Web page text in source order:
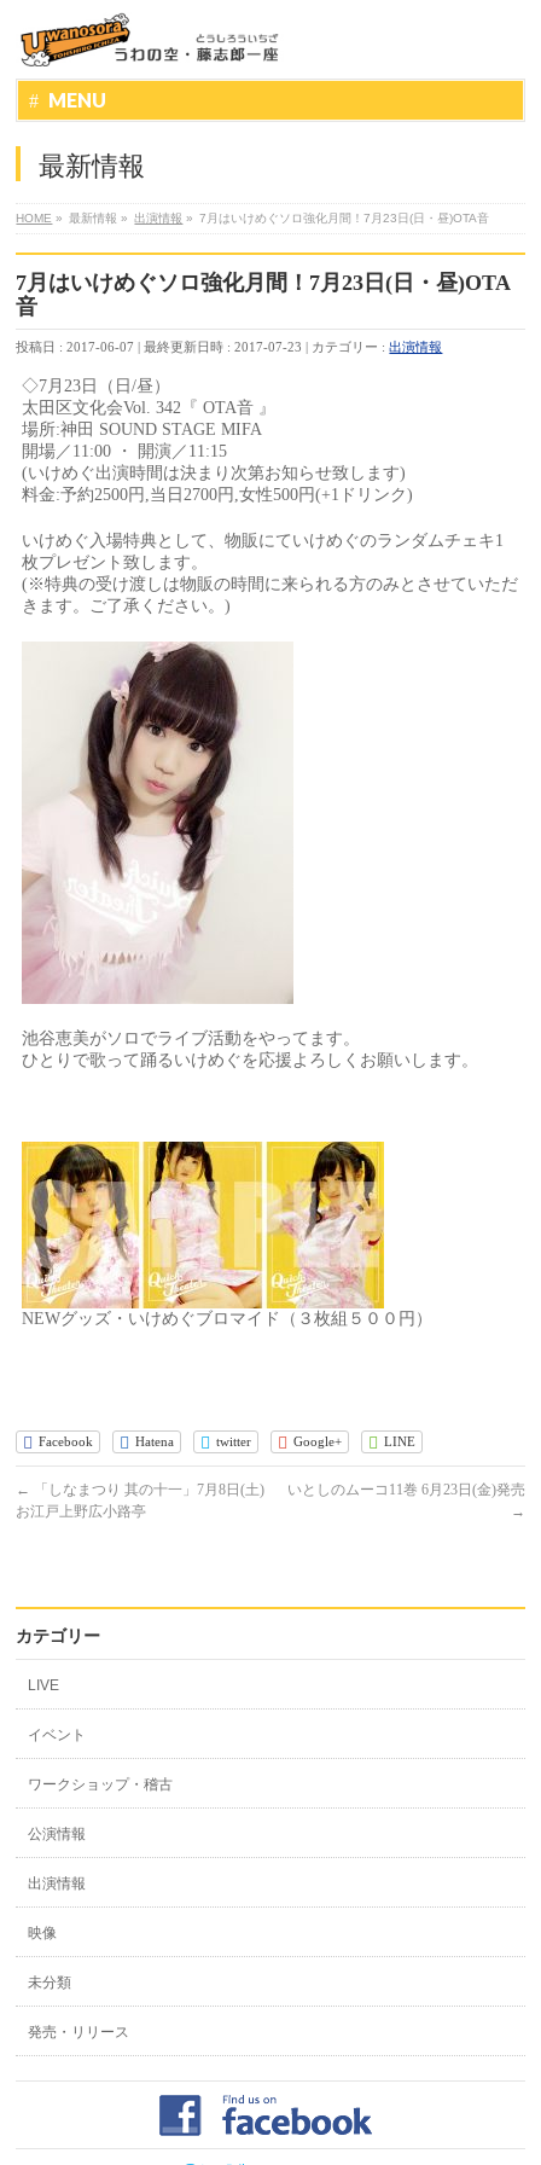
MENU
最新情報
HOME » 最新情報 » 出演情報 » 7月はいけめぐソロ強化月間！7月23日(日・昼)OTA音
7月はいけめぐソロ強化月間！7月23日(日・昼)OTA
音
投稿日 : 2017-06-07 最終更新日時 : 2017-07-23 カテゴリー :出演情報
◇7月23日（日/昼）
太田区文化会Vol. 342『 OTA音 』
場所:神田 SOUND STAGE MIFA
開場／11:00 ・ 開演／11:15
(いけめぐ出演時間は決まり次第お知らせ致します)
料金:予約2500円,当日2700円,女性500円(+1ドリンク)
いけめぐ入場特典として、物販にていけめぐのランダムチェキ1
枚プレゼント致します。
(※特典の受け渡しは物販の時間に来られる方のみとさせていただ
きます。ご了承ください。)
池谷恵美がソロでライブ活動をやってます。
ひとりで歌って踊るいけめぐを応援よろしくお願いします。
NEWグッズ・いけめぐブロマイド（３枚組５００円）
Facebook Hatena twitter Google+ LINE
←
「しなまつり 其の十一」7月8日(土)
お江戸上野広小路亭
いとしのムーコ11巻 6月23日(金)発売
→
カテゴリー
LIVE
イベント
ワークショップ・稽古
公演情報
出演情報
映像
未分類
発売・リリース